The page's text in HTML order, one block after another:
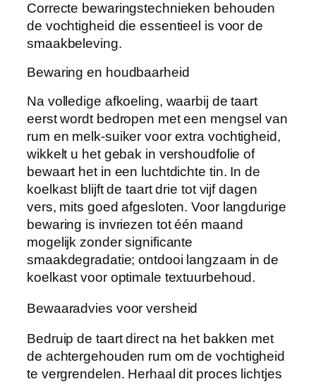
Correcte bewaringstechnieken behouden
de vochtigheid die essentieel is voor de
smaakbeleving.
Bewaring en houdbaarheid
Na volledige afkoeling, waarbij de taart
eerst wordt bedropen met een mengsel van
rum en melk-suiker voor extra vochtigheid,
wikkelt u het gebak in vershoudfolie of
bewaart het in een luchtdichte tin. In de
koelkast blijft de taart drie tot vijf dagen
vers, mits goed afgesloten. Voor langdurige
bewaring is invriezen tot één maand
mogelijk zonder significante
smaakdegradatie; ontdooi langzaam in de
koelkast voor optimale textuurbehoud.
Bewaaradvies voor versheid
Bedruip de taart direct na het bakken met
de achtergehouden rum om de vochtigheid
te vergrendelen. Herhaal dit proces lichtjes